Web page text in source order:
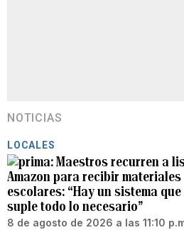
NOTICIAS
LOCALES
Maestros recurren a
Amazon para recibir materiales
escolares: “Hay un sistema
suple todo lo necesario”
8 de agosto de 2026 a las 11:10